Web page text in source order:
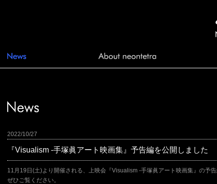
2022/10/27
『Visualism -手塚眞アート映画集』予告編を公開しました
11月19日(土)より開催される、上映会『Visualism -手塚眞アート映画集』の予
ぜひご覧ください。